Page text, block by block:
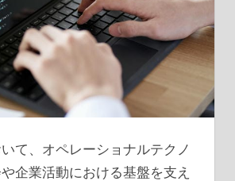
て、オペレーショナルテクノ
企業活動における基盤を支え